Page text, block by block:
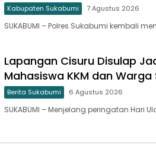
Kabupaten Sukabumi 7 Agustus 2026
SUKABUMI – Polres Sukabumi kembali
Lapangan Cisuru Disulap
Mahasiswa KKM dan
Berita Sukabumi 6 Agustus 2026
SUKABUMI – Menjelang peringatan Hari